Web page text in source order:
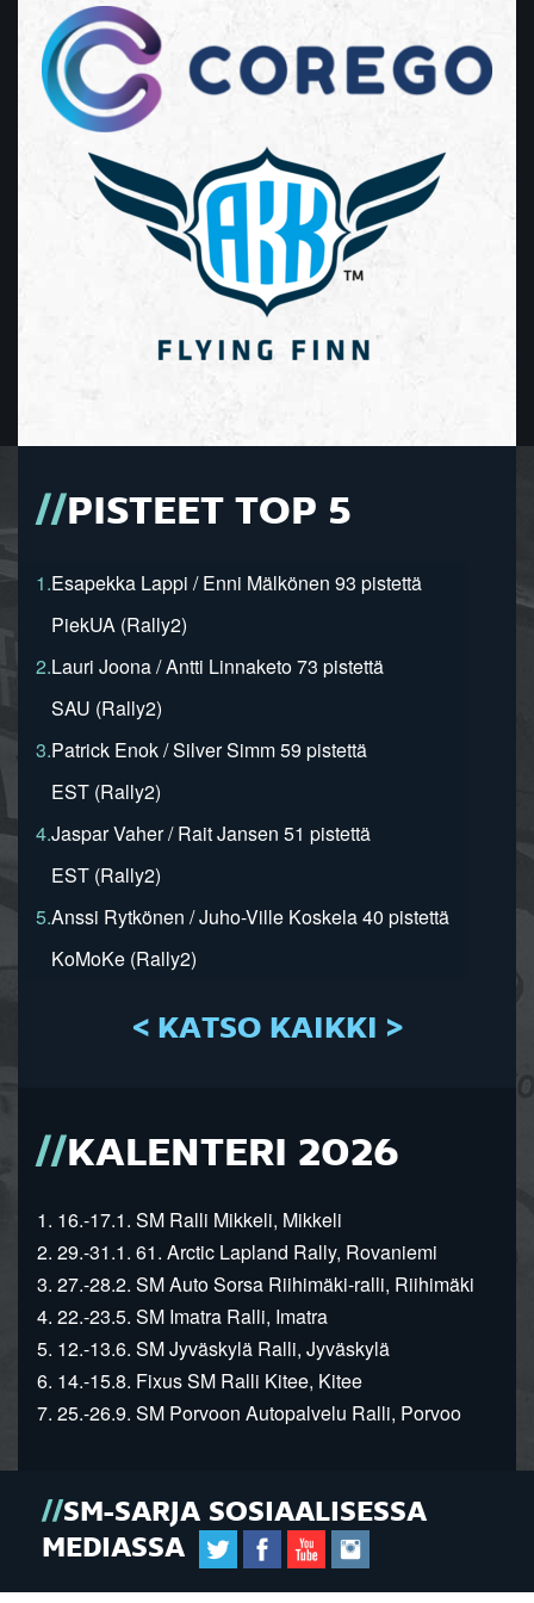
PISTEET TOP 5
1.Esapekka Lappi / Enni Mälkönen 93 pistettä
PiekUA (Rally2)
2.Lauri Joona / Antti Linnaketo 73 pistettä
SAU (Rally2)
3.Patrick Enok / Silver Simm 59 pistettä
EST (Rally2)
4.Jaspar Vaher / Rait Jansen 51 pistettä
EST (Rally2)
5.Anssi Rytkönen / Juho-Ville Koskela 40 pistettä
KoMoKe (Rally2)
< KATSO KAIKKI >
KALENTERI 2026
1. 16.-17.1. SM Ralli Mikkeli, Mikkeli
2. 29.-31.1. 61. Arctic Lapland Rally, Rovaniemi
3. 27.-28.2. SM Auto Sorsa Riihimäki-ralli, Riihimäki
4. 22.-23.5. SM Imatra Ralli, Imatra
5. 12.-13.6. SM Jyväskylä Ralli, Jyväskylä
6. 14.-15.8. Fixus SM Ralli Kitee, Kitee
7. 25.-26.9. SM Porvoon Autopalvelu Ralli, Porvoo
SM-SARJA SOSIAALISESSA
MEDIASSA